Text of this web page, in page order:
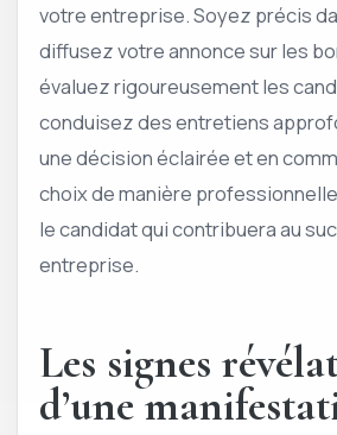
votre entreprise. Soyez précis
diffusez votre annonce sur les
évaluez rigoureusement les
conduisez des entretiens
une décision éclairée et en
choix de manière
le candidat qui contribuera au
entreprise.
Les signes
d’une